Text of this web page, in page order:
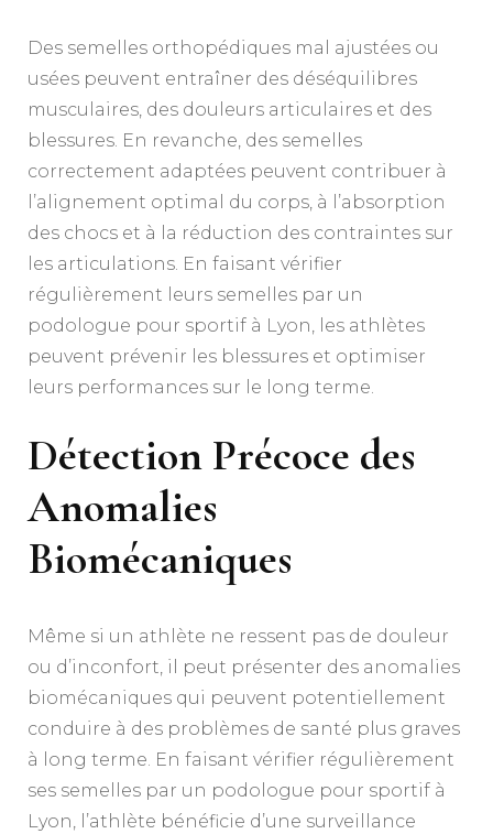
Des semelles orthopédiques mal ajustées ou
usées peuvent entraîner des déséquilibres
musculaires, des douleurs articulaires et des
blessures. En revanche, des semelles
correctement adaptées peuvent contribuer à
l’alignement optimal du corps, à l’absorption
des chocs et à la réduction des contraintes sur
les articulations. En faisant vérifier
régulièrement leurs semelles par un
podologue pour sportif à Lyon, les athlètes
peuvent prévenir les blessures et optimiser
leurs performances sur le long terme.
Détection Précoce des
Anomalies
Biomécaniques
Même si un athlète ne ressent pas de douleur
ou d’inconfort, il peut présenter des anomalies
biomécaniques qui peuvent potentiellement
conduire à des problèmes de santé plus graves
à long terme. En faisant vérifier régulièrement
ses semelles par un podologue pour sportif à
Lyon, l’athlète bénéficie d’une surveillance